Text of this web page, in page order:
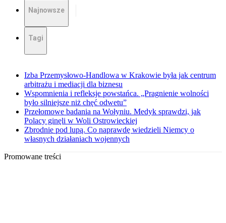
Najnowsze
Tagi
Izba Przemysłowo-Handlowa w Krakowie była jak centrum
arbitrażu i mediacji dla biznesu
Wspomnienia i refleksje powstańca. „Pragnienie wolności
było silniejsze niż chęć odwetu”
Przełomowe badania na Wołyniu. Medyk sprawdzi, jak
Polacy ginęli w Woli Ostrowieckiej
Zbrodnie pod lupą. Co naprawdę wiedzieli Niemcy o
własnych działaniach wojennych
Promowane treści